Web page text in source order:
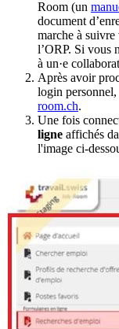
Room (un
document
marche à
l’ORP. Si vous
à un·e
Après avoir
login personnel,
room.ch.
Une fois
ligne affichés
l'image ci-